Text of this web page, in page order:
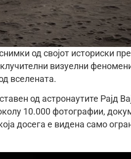
од својот историски
визуелни
вселената.
од астронаутите Рајд
10.000 фотографии,
досега е видена само